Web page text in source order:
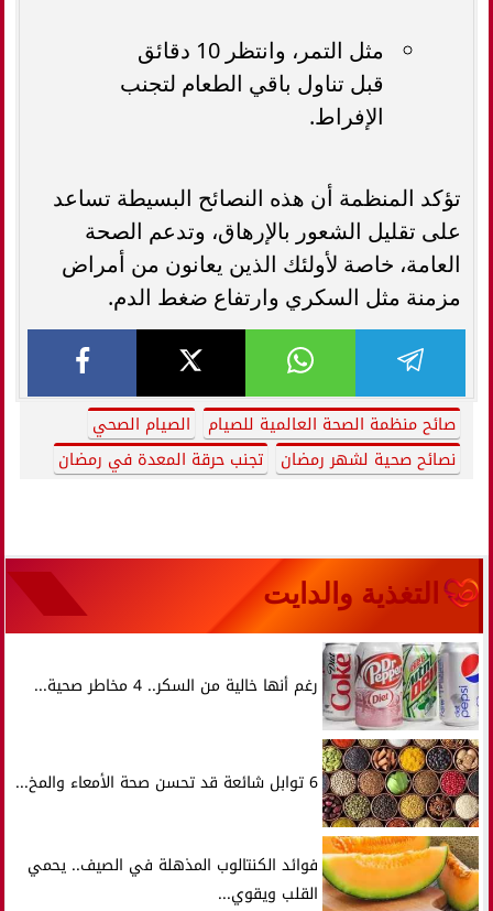
مثل التمر، وانتظر 10 دقائق
قبل تناول باقي الطعام لتجنب
الإفراط.
تؤكد المنظمة أن هذه النصائح البسيطة تساعد
على تقليل الشعور بالإرهاق، وتدعم الصحة
العامة، خاصة لأولئك الذين يعانون من أمراض
مزمنة مثل السكري وارتفاع ضغط الدم.
صائح منظمة الصحة العالمية للصيام
الصيام الصحي
نصائح صحية لشهر رمضان
تجنب حرقة المعدة في رمضان
التغذية والدايت
رغم أنها خالية من السكر.. 4 مخاطر صحية...
6 توابل شائعة قد تحسن صحة الأمعاء والمخ...
فوائد الكنتالوب المذهلة في الصيف.. يحمي
القلب ويقوي...